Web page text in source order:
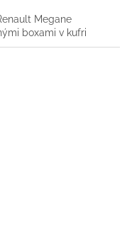
Megane
boxami v kufri